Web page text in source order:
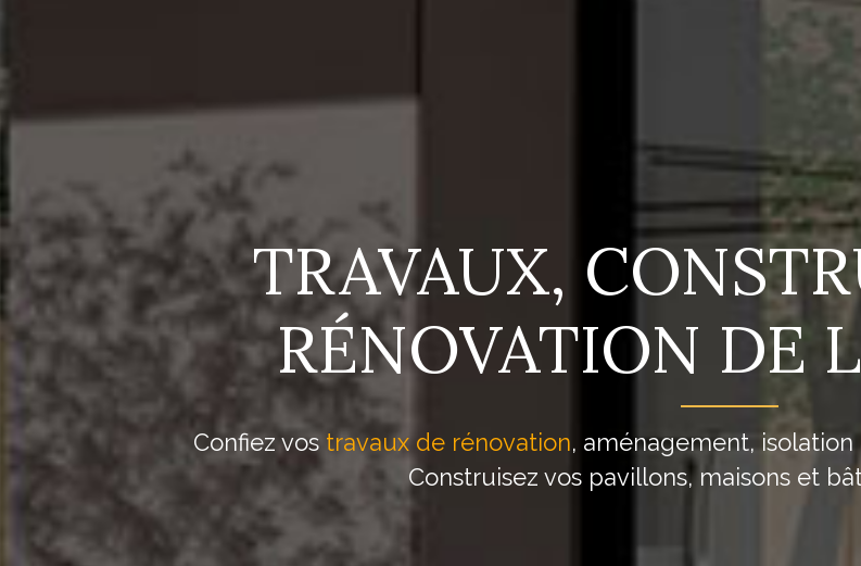
TRAVAUX,
RÉNOVATION DE
Confiez vos travaux de rénovation, aménagement, isolation
Construisez vos pavillons, maisons et